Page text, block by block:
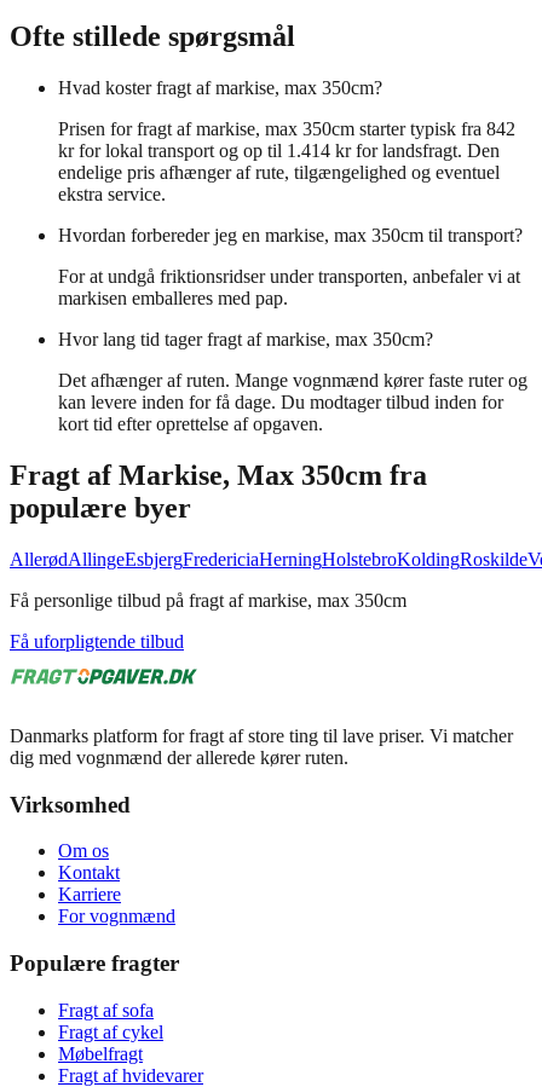
Ofte stillede spørgsmål
Hvad koster fragt af markise, max 350cm?
Prisen for fragt af markise, max 350cm starter typisk fra 842
kr for lokal transport og op til 1.414 kr for landsfragt. Den
endelige pris afhænger af rute, tilgængelighed og eventuel
ekstra service.
Hvordan forbereder jeg en markise, max 350cm til transport?
For at undgå friktionsridser under transporten, anbefaler vi at
markisen emballeres med pap.
Hvor lang tid tager fragt af markise, max 350cm?
Det afhænger af ruten. Mange vognmænd kører faste ruter og
kan levere inden for få dage. Du modtager tilbud inden for
kort tid efter oprettelse af opgaven.
Fragt afMarkise, Max 350cm fra
populære byer
AllerødAllingeEsbjergFredericiaHerningHolstebroKoldingRoskilde
Få personlige tilbud på fragt af markise, max 350cm
Få uforpligtende tilbud
Danmarks platform for fragt af store ting til lave priser. Vi matcher
dig med vognmænd der allerede kører ruten.
Virksomhed
Om os
Kontakt
Karriere
For vognmænd
Populære fragter
Fragt af sofa
Fragt af cykel
Møbelfragt
Fragt af hvidevarer